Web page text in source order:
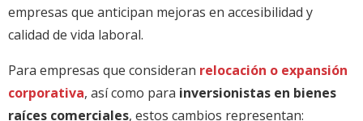
empresas que anticipan mejoras en accesibilidad y
calidad de vida laboral.
Para empresas que consideran relocación o expansión
corporativa, así como para inversionistas en bienes
raíces comerciales, estos cambios representan: